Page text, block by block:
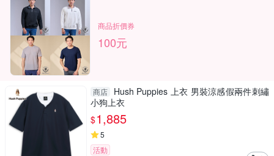
商品折價券
100元
商店
Hush Puppies 上衣 男裝涼感假兩件刺繡
小狗上衣
$1,885
5
活動